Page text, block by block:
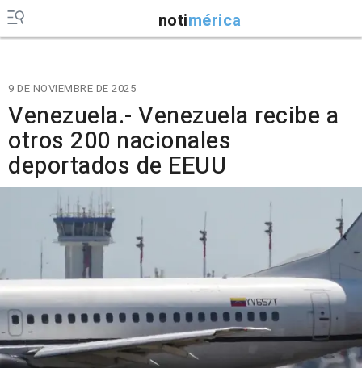
notimérica
9 DE NOVIEMBRE DE 2025
Venezuela.- Venezuela recibe a
otros 200 nacionales
deportados de EEUU